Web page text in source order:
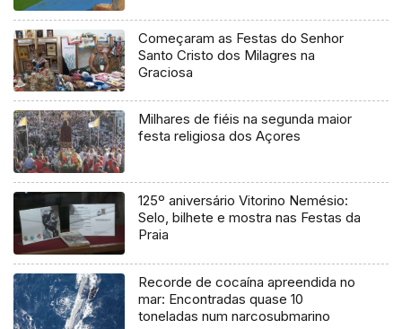
Começaram as Festas do Senhor
Santo Cristo dos Milagres na
Graciosa
Milhares de fiéis na segunda maior
festa religiosa dos Açores
125º aniversário Vitorino Nemésio:
Selo, bilhete e mostra nas Festas da
Praia
Recorde de cocaína apreendida no
mar: Encontradas quase 10
toneladas num narcosubmarino